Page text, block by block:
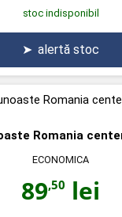
stoc indisponibil
➤ alertă stoc
Romania
ECONOMICA
89,50 lei